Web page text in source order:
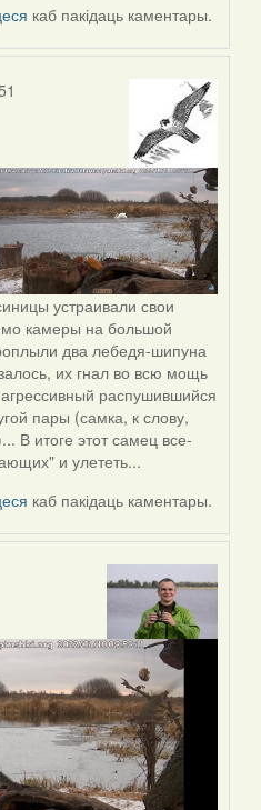
каб пакідаць каментары.
устраивали свои
камеры на большой
два лебедя-шипуна
их гнал во всю мощь
распушившийся
пары (самка, к слову,
В итоге этот самец все-
и улететь...
каб пакідаць каментары.